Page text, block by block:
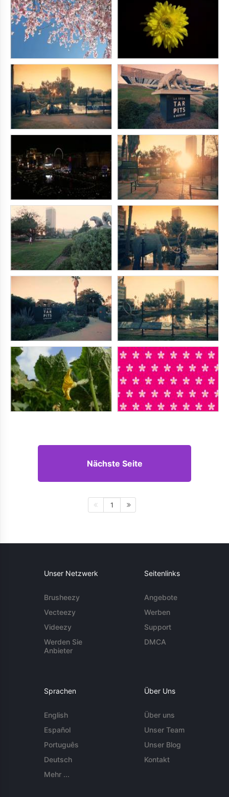
Nächste Seite
1
Unser Netzwerk
Brusheezy
Vecteezy
Videezy
Werden Sie
Anbieter
Seitenlinks
Angebote
Werben
Support
DMCA
Sprachen
English
Español
Português
Deutsch
Mehr ...
Über Uns
Über uns
Unser Team
Unser Blog
Kontakt